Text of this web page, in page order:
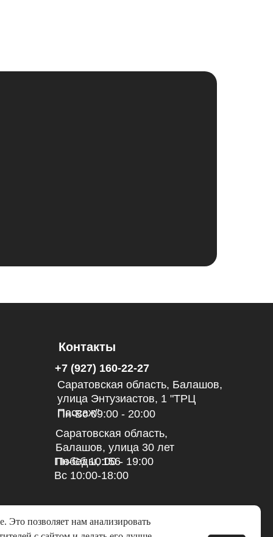
Это позволяет нам анализировать
Контакты
+7 (927) 160-22-27
Саратовская область,
Балашов, улица 30 лет
Победы, 156
Саратовская область, Балашов,
улица Энтузиастов, 1 "ТРЦ
Пассаж"
Пн-Вс 09:00 - 20:00
Пн-Сб 10:00 - 19:00
Вс 10:00-18:00